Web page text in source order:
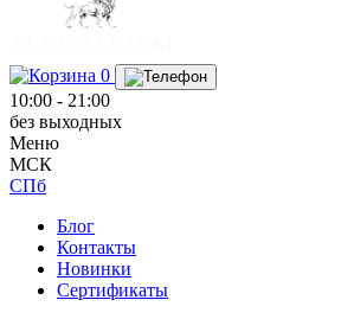
0
10:00 - 21:00
без выходных
Меню
МСК
СПб
Блог
Контакты
Новинки
Сертификаты